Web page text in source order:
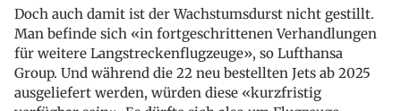
Doch auch damit ist der Wachstumsdurst nicht gestillt.
Man befinde sich «in fortgeschrittenen Verhandlungen
für weitere Langstreckenflugzeuge», so Lufthansa
Group. Und während die 22 neu bestellten Jets ab 2025
ausgeliefert werden, würden diese «kurzfristig